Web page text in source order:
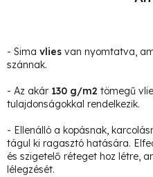
- Sima vlies van nyomtatva,
szánnak.
- Az akár 130 g/m2 tömegű
tulajdonságokkal rendelkezik.
- Ellenálló a kopásnak,
tágul ki ragasztó hatására.
és szigetelő réteget hoz létre,
lélegzését.